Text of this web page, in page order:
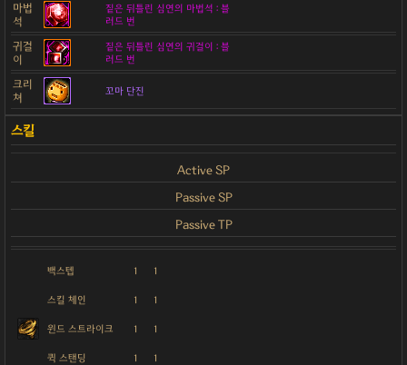
마법
석
짙은 뒤틀린 심연의 마법석 : 블
러드 번
귀걸
이
짙은 뒤틀린 심연의 귀걸이 : 블
러드 번
크리
쳐
꼬마 단진
Active SP
Passive SP
Passive TP
백스텝 1 1
스킬 체인 1 1
윈드 스트라이크 1 1
퀵 스탠딩 1 1